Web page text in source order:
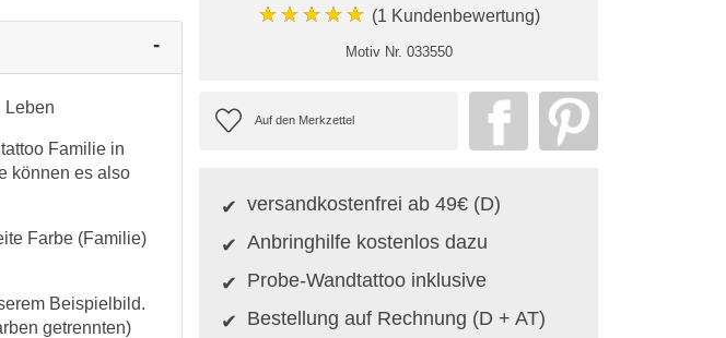
Leben
Familie in
können es also
Farbe (Familie)
Beispielbild.
getrennten)
★★★★★ (1 Kundenbewertung)
Motiv Nr. 033550
versandkostenfrei ab 49€ (D)
Anbringhilfe kostenlos dazu
Probe-Wandtattoo inklusive
Bestellung auf Rechnung (D + AT)